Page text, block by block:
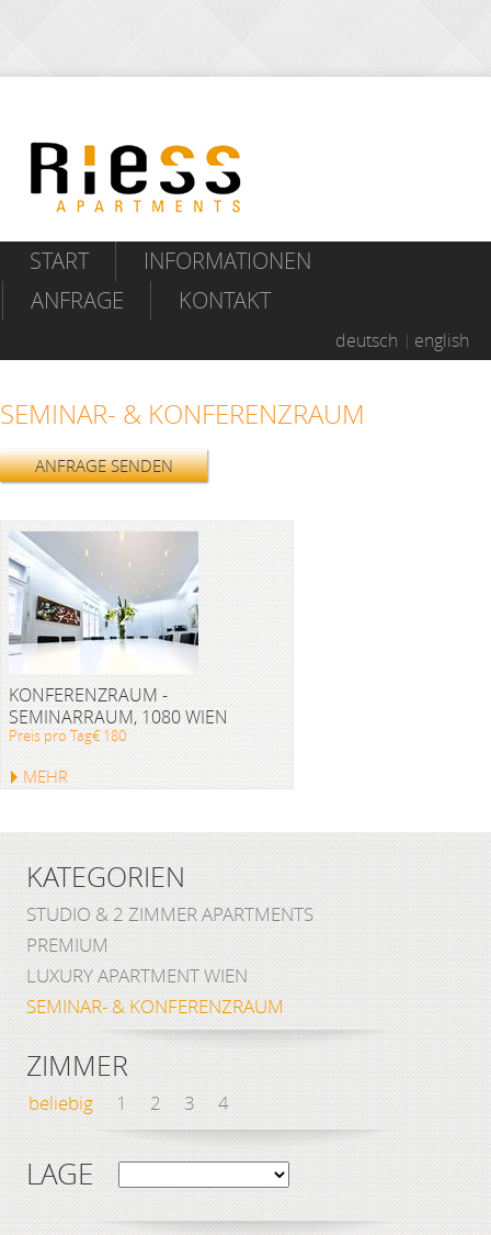
START
INFORMATIONEN
ANFRAGE
KONTAKT
deutsch english
SEMINAR- & KONFERENZRAUM
ANFRAGE SENDEN
KONFERENZRAUM -
SEMINARRAUM, 1080 WIEN
Preis pro Tag€ 180
MEHR
KATEGORIEN
STUDIO & 2 ZIMMER APARTMENTS
PREMIUM
LUXURY APARTMENT WIEN
SEMINAR- & KONFERENZRAUM
ZIMMER
beliebig 1 2 3 4
LAGE